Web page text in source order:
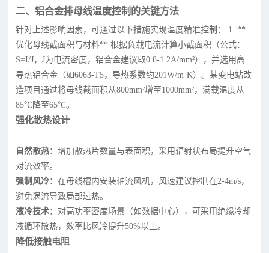
二、铝合金排母线温度控制的关键方法
针对上述影响因素，可通过以下措施实现温度精准控制： 1. **
优化母线截面积与材料** 根据负载电流计算小截面积（公式：
S=I/J，J为电流密度，铝合金建议取0.8-1.2A/mm²），并选用高
导热铝合金（如6063-T5，导热系数约201W/m·K）。某变电站改
造项目通过将母线截面积从800mm²增至1000mm²，满载温度从
85℃降至65℃。
强化散热设计
自然散热：增加散热片数量与表面积，采用辐射状布局提升空气
对流效率。
强制风冷：在母线槽内安装轴流风机，风速建议控制在2-4m/s，
避免涡流导致局部过热。
液冷技术：对高功率密度场景（如数据中心），可采用绝缘冷却
液循环散热，效率比风冷提升50%以上。
降低接触电阻